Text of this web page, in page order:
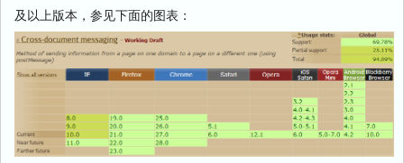
及以上版本，参见下面的图表：